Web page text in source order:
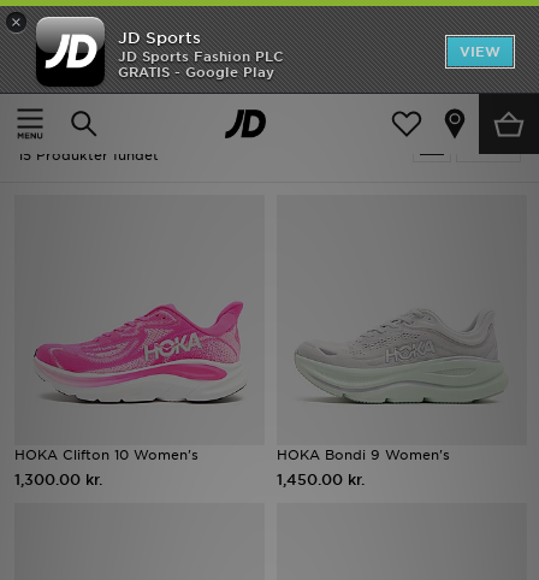
×
JD Sports
JD Sports Fashion PLC
GRATIS - Google Play
VIEW
Hjem
Damer
Damer - HOKA
15 Produkter fundet
HOKA Clifton 10 Women's
1,300.00 kr.
HOKA Bondi 9 Women's
1,450.00 kr.
Hjem
Udsalg
Nyheder
Bestsellers
Fodbold